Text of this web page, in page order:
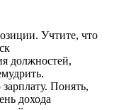
Учтите, что
должностей,
Понять,
дохода